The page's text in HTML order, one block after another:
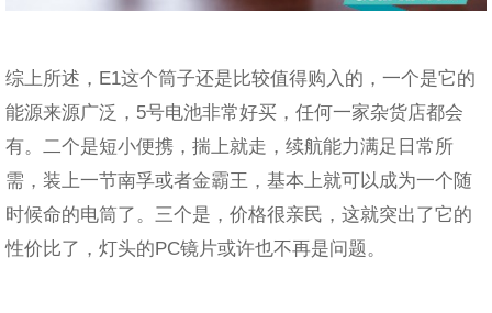
综上所述，E1这个筒子还是比较值得购入的，一个是它的
能源来源广泛，5号电池非常好买，任何一家杂货店都会
有。二个是短小便携，揣上就走，续航能力满足日常所
需，装上一节南孚或者金霸王，基本上就可以成为一个随
时候命的电筒了。三个是，价格很亲民，这就突出了它的
性价比了，灯头的PC镜片或许也不再是问题。